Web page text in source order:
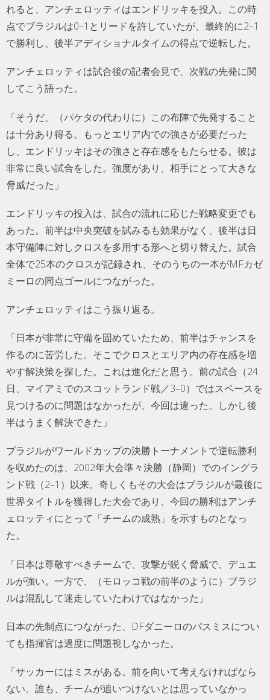
れると、アンチェロッティはエンドリッキを投入。この時
点でブラジルは0–1とリードを許していたが、最終的に2–1
で勝利し、後半アディショナルタイムの得点で逆転した。
アンチェロッティは試合後の記者会見で、次戦の先発に関
してこう語った。
「そうだ、（パケタの代わりに）この布陣で先発すること
は十分あり得る。もっとエリア内での強さが必要だった
し、エンドリッキはその強さと存在感をもたらせる。彼は
非常に良い試合をした。強度があり、相手にとって大きな
脅威だった」
エンドリッキの投入は、試合の流れに応じた戦略変更でも
あった。前半は中央突破を試みるも効果がなく、後半は日
本守備陣に対しクロスを多用する形へと切り替えた。試合
全体で25本のクロスが記録され、そのうちの一本がMFカゼ
ミーロの同点ゴールにつながった。
アンチェロッティはこう振り返る。
「日本が非常に守備を固めていたため、前半はチャンスを
作るのに苦労した。そこでクロスとエリア内の存在感を増
やす解決策を探した。これは進化だと思う。前の試合（24
日、マイアミでのスコットランド戦／3–0）ではスペースを
見つけるのに問題はなかったが、今回は違った。しかし後
半はうまく解決できた」
ブラジルがワールドカップの決勝トーナメントで逆転勝利
を収めたのは、2002年大会準々決勝（静岡）でのイングラ
ンド戦（2–1）以来。奇しくもその大会はブラジルが最後に
世界タイトルを獲得した大会であり、今回の勝利はアンチ
ェロッティにとって「チームの成熟」を示すものとなっ
た。
「日本は尊敬すべきチームで、攻撃が鋭く脅威で、デュエ
ルが強い。一方で、（モロッコ戦の前半のように）ブラジ
ルは混乱して迷走していたわけではなかった」
日本の先制点につながった、DFダニーロのパスミスについ
ても指揮官は過度に問題視しなかった。
「サッカーにはミスがある。前を向いて考えなければなら
ない。誰も、チームが追いつけないとは思っていなかっ